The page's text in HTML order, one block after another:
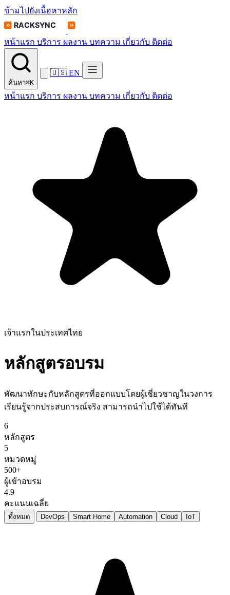
ข้ามไปยังเนื้อหาหลัก
หน้าแรก บริการ ผลงาน บทความ เกี่ยวกับ ติดต่อ
ค้นหา⌘K
🇺🇸 EN
หน้าแรก บริการ ผลงาน บทความ เกี่ยวกับ ติดต่อ
เจ้าแรกในประเทศไทย
หลักสูตรอบรม
พัฒนาทักษะกับหลักสูตรที่ออกแบบโดยผู้เชี่ยวชาญในวงการ
เรียนรู้จากประสบการณ์จริง สามารถนำไปใช้ได้ทันที
6
หลักสูตร
5
หมวดหมู่
500+
ผู้เข้าอบรม
4.9
คะแนนเฉลี่ย
ทั้งหมด DevOps Smart Home Automation Cloud IoT